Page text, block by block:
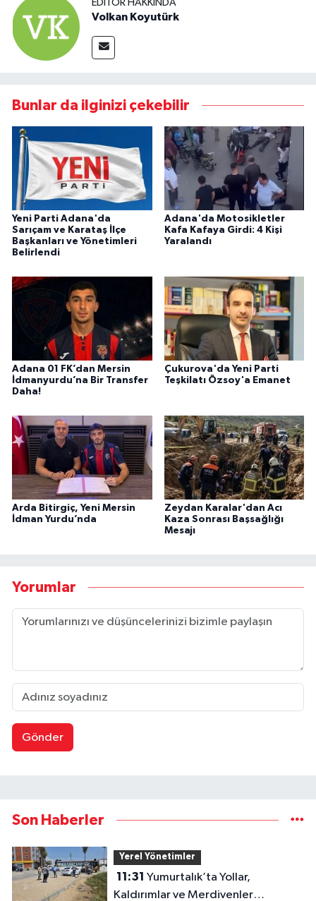
EDITÖR HAKKINDA
Volkan Koyutürk
Bunlar da ilginizi çekebilir
Yeni Parti Adana'da
Sarıçam ve Karataş İlçe
Başkanları ve Yönetimleri
Belirlendi
Adana'da Motosikletler
Kafa Kafaya Girdi: 4 Kişi
Yaralandı
Adana 01 FK’dan Mersin
İdmanyurdu’na Bir Transfer
Daha!
Çukurova'da Yeni Parti
Teşkilatı Özsoy'a Emanet
Arda Bitirgiç, Yeni Mersin
İdman Yurdu’nda
Zeydan Karalar'dan Acı
Kaza Sonrası Başsağlığı
Mesajı
Yorumlar
Gönder
Son Haberler
Yerel Yönetimler
11:31
Kaldırımlar ve Merdivenler